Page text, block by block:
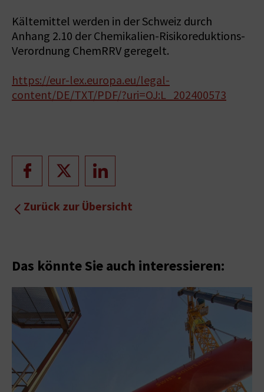
Kältemittel werden in der Schweiz durch
Anhang 2.10 der Chemikalien-Risikoreduktions-
Verordnung ChemRRV geregelt.
https://eur-lex.europa.eu/legal-
content/DE/TXT/PDF/?uri=OJ:L_202400573
Zurück zur Übersicht
Das könnte Sie auch interessieren: